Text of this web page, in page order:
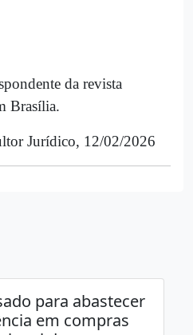
da revista
Brasília.
Jurídico, 12/02/2026
para abastecer
em compras